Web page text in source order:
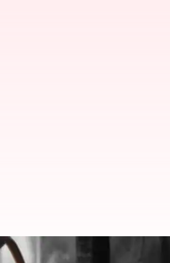
के सहारे जिंदा महिला,